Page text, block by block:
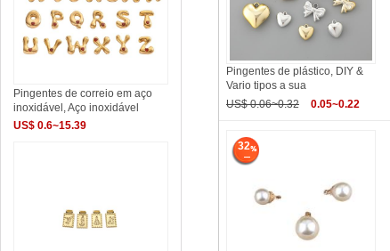
Pingentes de plástico, DIY &
Vario tipos a sua
US$ 0.06~0.32
0.05~0.22
32
Pingentes de correio em aço
inoxidável, Aço inoxidável
US$ 0.6~15.39